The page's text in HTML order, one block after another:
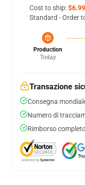
Cost to ship:$6.99
Standard - Order
Production
Today
Transazione
Consegna
Numero di
Rimborso